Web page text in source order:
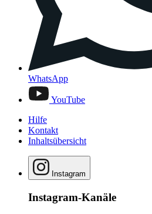
WhatsApp
YouTube
Hilfe
Kontakt
Inhaltsübersicht
Instagram
Instagram-Kanäle